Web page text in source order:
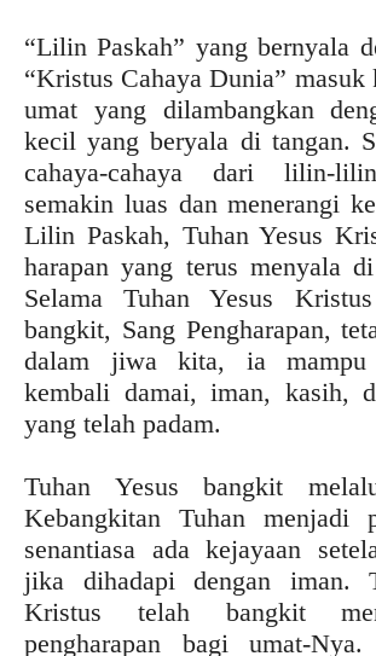
“Lilin Paskah” yang bernyala
“Kristus Cahaya Dunia” masuk
umat yang dilambangkan
kecil yang beryala di tangan.
cahaya-cahaya dari lilin-
semakin luas dan menerangi
Lilin Paskah, Tuhan Yesus
harapan yang terus menyala
Selama Tuhan Yesus
bangkit, Sang Pengharapan,
dalam jiwa kita, ia mampu
kembali damai, iman, kasih,
yang telah padam.
Tuhan Yesus bangkit
Kebangkitan Tuhan menjadi
senantiasa ada kejayaan
jika dihadapi dengan iman.
Kristus telah bangkit
pengharapan bagi umat-